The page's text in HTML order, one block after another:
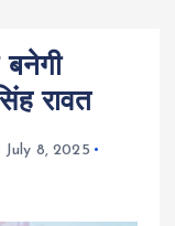
बनेगी
रावत
July 8, 2025